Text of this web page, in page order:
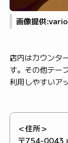
画像提供
店内はカウンタ
す。その他テー
利用しやすいア
＜住所＞
〒754-0043